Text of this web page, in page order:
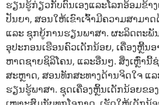
ຮຽນຮູ້ກ່ຽວກັບຕົນເອງແລະໂລກອ້ອມຂ້າ
ປັນຍາ, ສອນ​ໃຫ້​ເຂົາ​ເຈົ້າ​ມີ​ຄວາມ​ສາມາດ​
ແລະ ຊຸກຍູ້​ການ​ຮຽນ​ພາສາ. ຜະລິດຕະພັ
ອຸປະກອນເຮືອນຄົວເດັກນ້ອຍ, ເຄື່ອງຫຼີ້ນ
ຫາດຊາຍຊິລິໂຄນ, ແລະອື່ນໆ. ສິ່ງເຫຼົ່ານີ້
ສະຫຼາດ, ສອນທັກສະທາງດ້ານຈິດໃຈ ແ
ຮຽນຮູ້ພາສາ. ຊຸດເຄື່ອງຫຼິ້ນເດັກນ້ອຍຂອ